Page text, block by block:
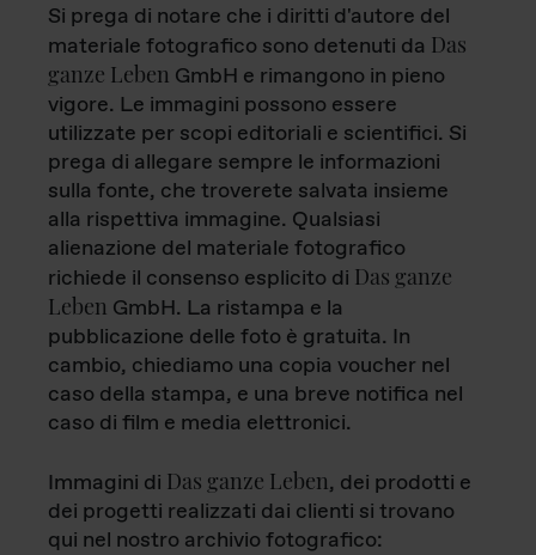
Si prega di notare che i diritti d'autore del
materiale fotografico sono detenuti da Das
ganze Leben GmbH e rimangono in pieno
vigore. Le immagini possono essere
utilizzate per scopi editoriali e scientifici. Si
prega di allegare sempre le informazioni
sulla fonte, che troverete salvata insieme
alla rispettiva immagine. Qualsiasi
alienazione del materiale fotografico
richiede il consenso esplicito di Das ganze
Leben GmbH. La ristampa e la
pubblicazione delle foto è gratuita. In
cambio, chiediamo una copia voucher nel
caso della stampa, e una breve notifica nel
caso di film e media elettronici.
Immagini di Das ganze Leben, dei prodotti e
dei progetti realizzati dai clienti si trovano
qui nel nostro archivio fotografico: